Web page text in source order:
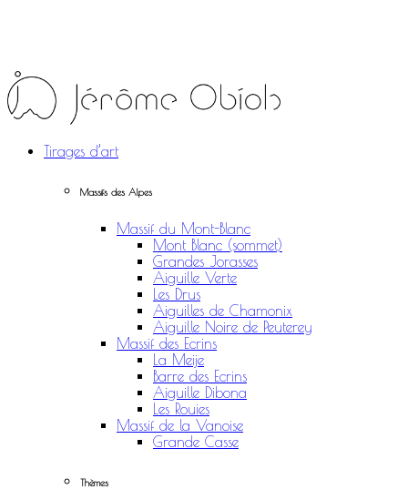
Tirages d’art
Massifs des Alpes
Massif du Mont-Blanc
Mont Blanc (sommet)
Grandes Jorasses
Aiguille Verte
Les Drus
Aiguilles de Chamonix
Aiguille Noire de Peuterey
Massif des Ecrins
La Meije
Barre des Ecrins
Aiguille Dibona
Les Rouies
Massif de la Vanoise
Grande Casse
Thèmes